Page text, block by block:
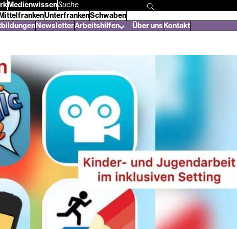
Medienwissen
Suchbegriff
eingeben
UnterfrankenSchwaben
NewsletterArbeitshilfen Über unsKontakt